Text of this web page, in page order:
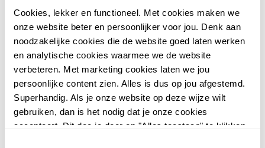
Cookies, lekker en functioneel. Met cookies maken we
onze website beter en persoonlijker voor jou. Denk aan
noodzakelijke cookies die de website goed laten werken
en analytische cookies waarmee we de website
verbeteren. Met marketing cookies laten we jou
persoonlijke content zien. Alles is dus op jou afgestemd.
Superhandig. Als je onze website op deze wijze wilt
gebruiken, dan is het nodig dat je onze cookies
accepteert. Dit doe je door op "Alles toestaan" te klikken.